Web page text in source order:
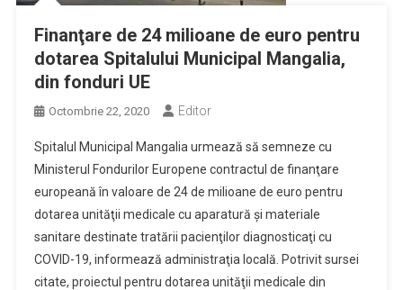
Finanţare de 24 milioane de euro pentru
dotarea Spitalului Municipal Mangalia,
din fonduri UE
Octombrie 22, 2020 Editor
Spitalul Municipal Mangalia urmează să semneze cu
Ministerul Fondurilor Europene contractul de finanţare
europeană în valoare de 24 de milioane de euro pentru
dotarea unităţii medicale cu aparatură şi materiale
sanitare destinate tratării pacienţilor diagnosticaţi cu
COVID-19, informează administraţia locală. Potrivit sursei
citate, proiectul pentru dotarea unităţii medicale din